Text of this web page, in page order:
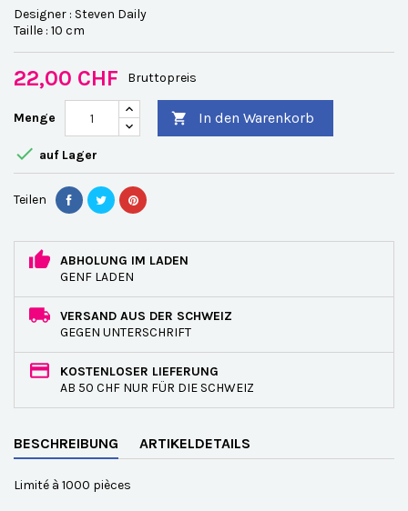
Designer : Steven Daily
Taille : 10 cm
22,00 CHF Bruttopreis
Menge  In den Warenkorb
 auf Lager
Teilen
ABHOLUNG IM LADEN
GENF LADEN
VERSAND AUS DER SCHWEIZ
GEGEN UNTERSCHRIFT
KOSTENLOSER LIEFERUNG
AB 50 CHF NUR FÜR DIE SCHWEIZ
BESCHREIBUNG ARTIKELDETAILS
Limité à 1000 pièces